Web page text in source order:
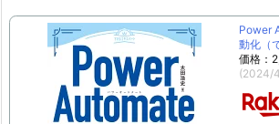
Power
動化（
価格：
(2024/